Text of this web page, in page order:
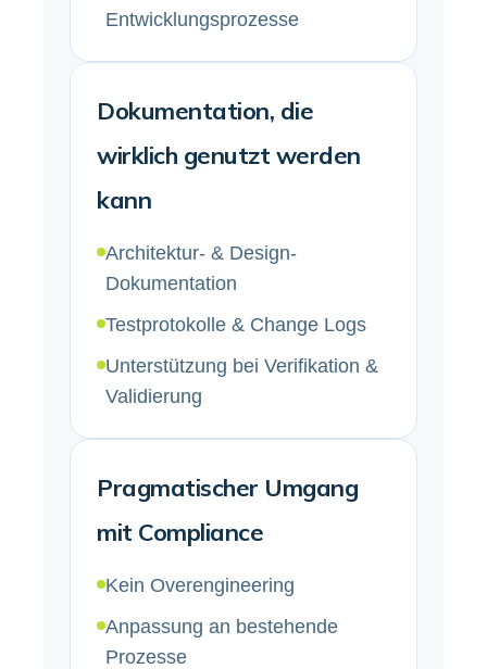
Entwicklungsprozesse
Dokumentation, die
wirklich genutzt werden
kann
Architektur- & Design-
Dokumentation
Testprotokolle & Change Logs
Unterstützung bei Verifikation &
Validierung
Pragmatischer Umgang
mit Compliance
Kein Overengineering
Anpassung an bestehende
Prozesse